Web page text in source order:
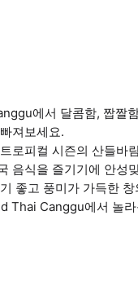
에서 달콤함, 짭짤
져보세요.
로피컬 시즌의 산들바
음식을 즐기기에 안성
좋고 풍미가 가득한
Thai Canggu에서 놀